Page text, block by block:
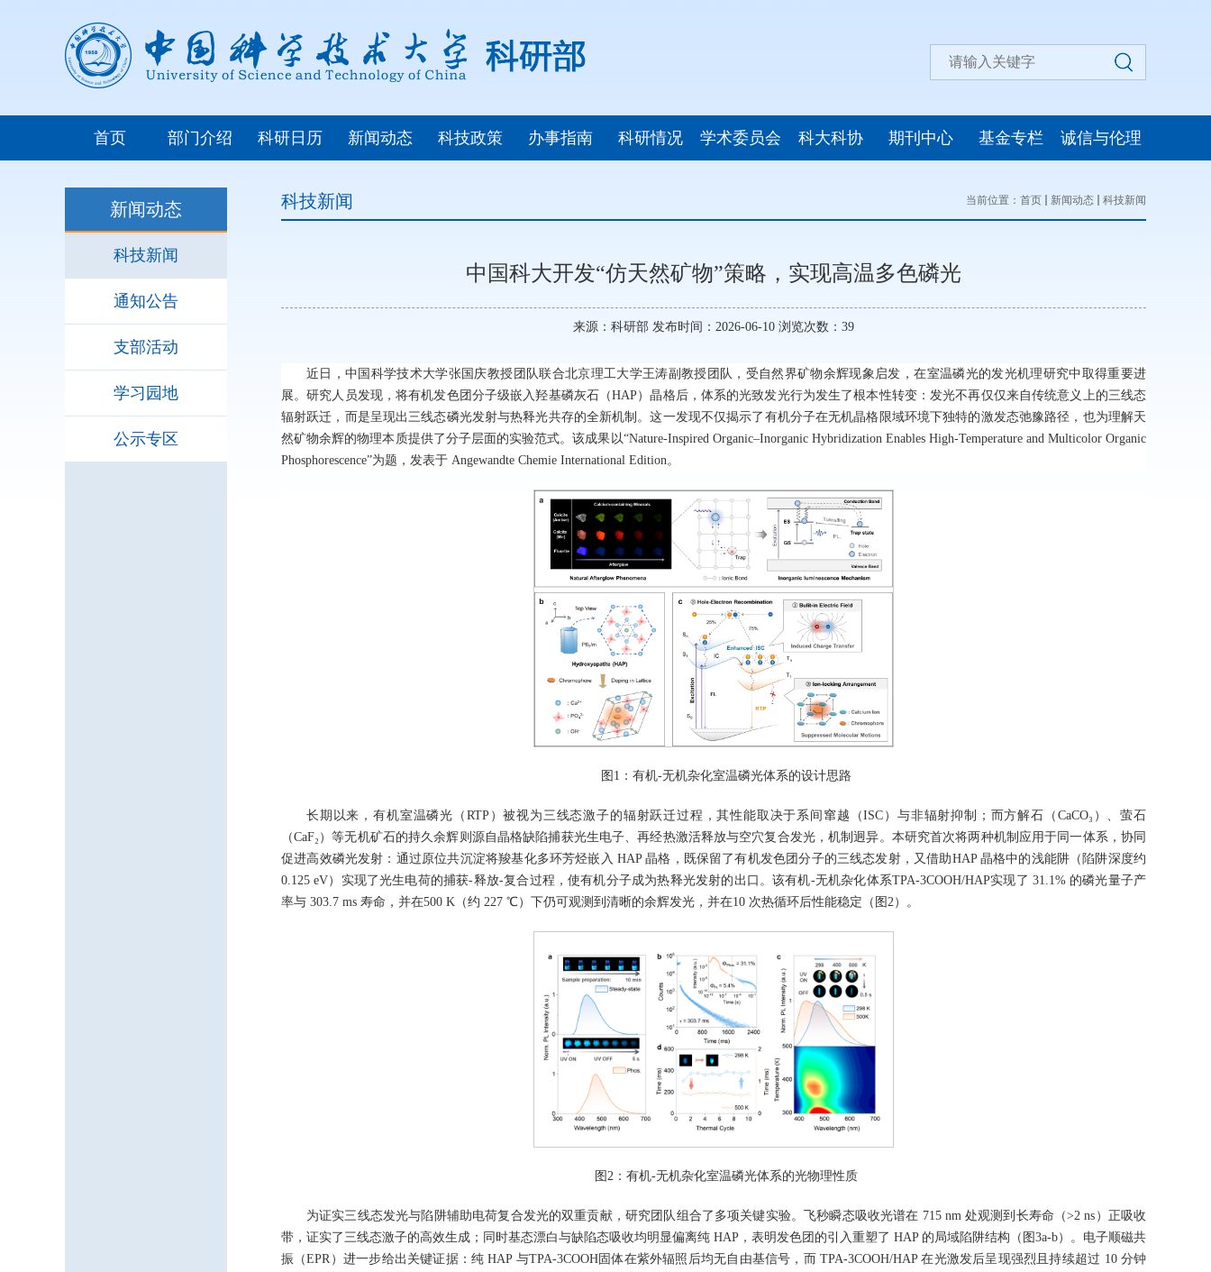
首页 部门介绍 科研日历 新闻动态 科技政策 办事指南 科研情况 学术委员会 科大科协 期刊中心 基金专栏 诚信与伦理
新闻动态
科技新闻
通知公告
支部活动
学习园地
公示专区
科技新闻 当前位置： 首页 新闻动态 科技新闻
中国科大开发“仿天然矿物”策略，实现高温多色磷光
来源：科研部 发布时间：2026-06-10 浏览次数： 39
近日，中国科学技术大学张国庆教授团队联合北京理工大学王涛副教授团队，受自然界矿物余辉现象启发，在室温磷光的发光机理研究中取得重要进
展。研究人员发现，将有机发色团分子级嵌入羟基磷灰石（HAP）晶格后，体系的光致发光行为发生了根本性转变：发光不再仅仅来自传统意义上的三线态
辐射跃迁，而是呈现出三线态磷光发射与热释光共存的全新机制。这一发现不仅揭示了有机分子在无机晶格限域环境下独特的激发态弛豫路径，也为理解天
然矿物余辉的物理本质提供了分子层面的实验范式。该成果以“Nature-Inspired Organic–Inorganic Hybridization Enables High-Temperature and Multicolor Organic
Phosphorescence”为题，发表于 Angewandte Chemie International Edition。
图1：有机-无机杂化室温磷光体系的设计思路
长期以来，有机室温磷光（RTP）被视为三线态激子的辐射跃迁过程，其性能取决于系间窜越（ISC）与非辐射抑制；而方解石（CaCO₃）、萤石
（CaF₂）等无机矿石的持久余辉则源自晶格缺陷捕获光生电子、再经热激活释放与空穴复合发光，机制迥异。本研究首次将两种机制应用于同一体系，协同
促进高效磷光发射：通过原位共沉淀将羧基化多环芳烃嵌入 HAP 晶格，既保留了有机发色团分子的三线态发射，又借助HAP 晶格中的浅能阱（陷阱深度约
0.125 eV）实现了光生电荷的捕获-释放-复合过程，使有机分子成为热释光发射的出口。该有机-无机杂化体系TPA-3COOH/HAP实现了 31.1% 的磷光量子产
率与 303.7 ms 寿命，并在500 K（约 227 ℃）下仍可观测到清晰的余辉发光，并在10 次热循环后性能稳定（图2）。
图2：有机-无机杂化室温磷光体系的光物理性质
为证实三线态发光与陷阱辅助电荷复合发光的双重贡献，研究团队组合了多项关键实验。飞秒瞬态吸收光谱在 715 nm 处观测到长寿命（>2 ns）正吸收
带，证实了三线态激子的高效生成；同时基态漂白与缺陷态吸收均明显偏离纯 HAP，表明发色团的引入重塑了 HAP 的局域陷阱结构（图3a-b）。电子顺磁共
振（EPR）进一步给出关键证据：纯 HAP 与TPA-3COOH固体在紫外辐照后均无自由基信号，而 TPA-3COOH/HAP 在光激发后呈现强烈且持续超过 10 分钟